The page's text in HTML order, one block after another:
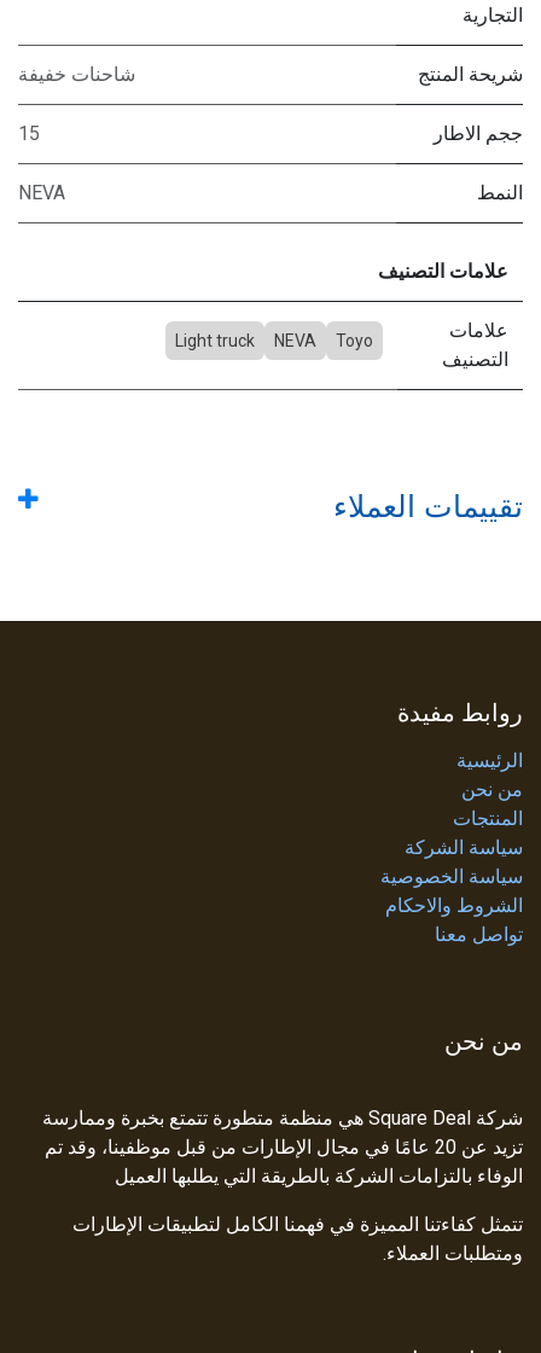
التجارية
شريحة المنتج شاحنات خفيفة
ججم الاطار 15
النمط NEVA
علامات التصنيف
علامات
التصنيف
Toyo
NEVA
Light truck
تقييمات العملاء
روابط مفيدة
الرئيسية
من نحن
المنتجات
سياسة الشركة
سياسة الخصوصية
الشروط والاحكام
تواصل معنا
من نحن
شركة Square Deal هي منظمة متطورة تتمتع بخبرة وممارسة
تزيد عن 20 عامًا في مجال الإطارات من قبل موظفينا، وقد تم
الوفاء بالتزامات الشركة بالطريقة التي يطلبها العميل
تتمثل كفاءتنا المميزة في فهمنا الكامل لتطبيقات الإطارات
ومتطلبات العملاء.